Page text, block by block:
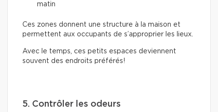
matin
Ces zones donnent une structure à la maison et
permettent aux occupants de s’approprier les lieux.
Avec le temps, ces petits espaces deviennent
souvent des endroits préférés!
5. Contrôler les odeurs